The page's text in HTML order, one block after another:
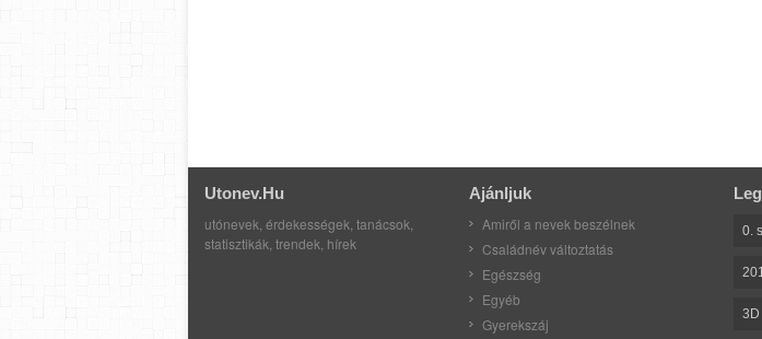
Utonev.hu
utónevek, érdekességek, tanácsok,
statisztikák, trendek, hírek
Ajánljuk
Amiről a nevek beszélnek
Családnév változtatás
Egészség
Egyéb
Gyerekszáj
0.
3D